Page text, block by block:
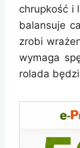
chrupkość i
balansuje
zrobi
wymaga
rolada